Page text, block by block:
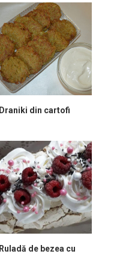
Draniki din cartofi
Ruladă de bezea cu